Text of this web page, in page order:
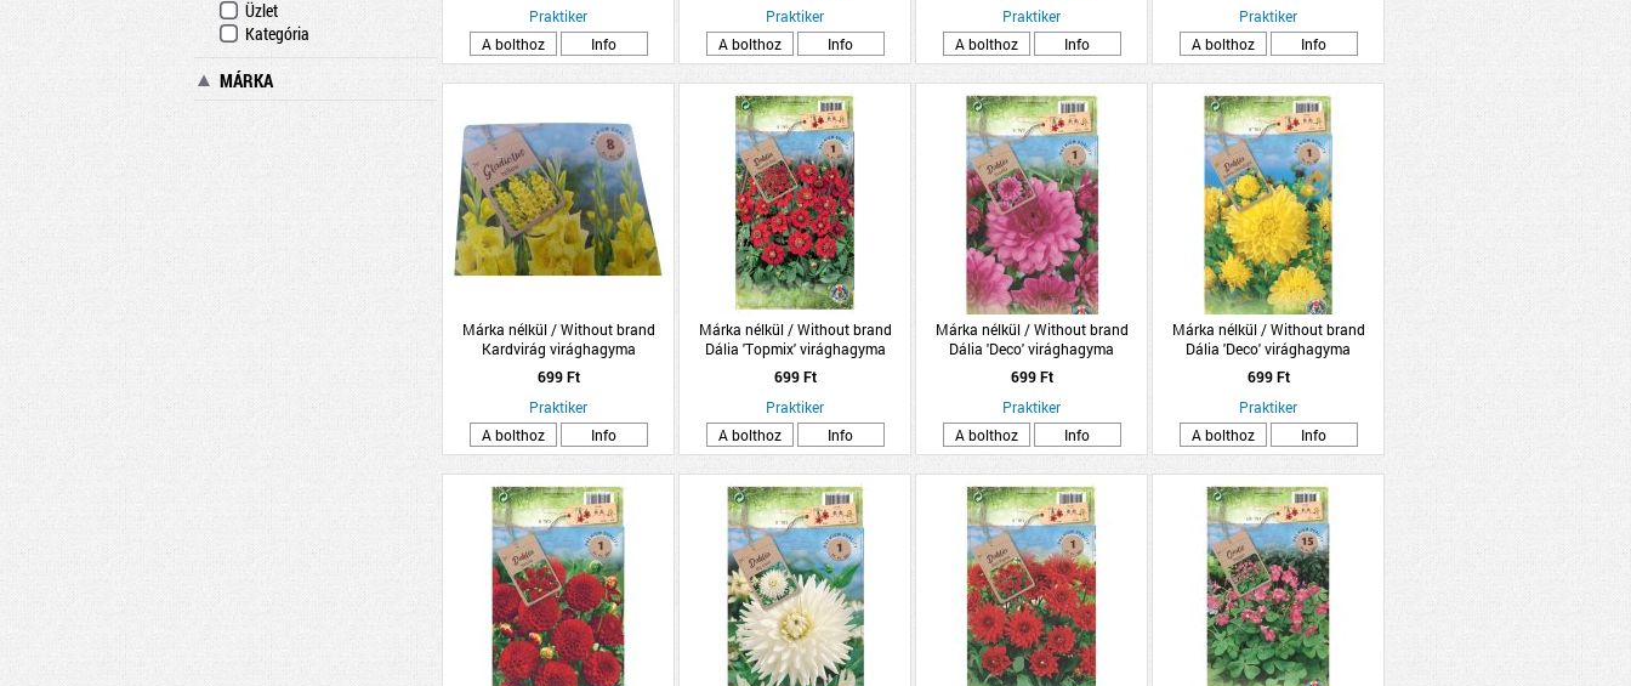
Üzlet
Kategória
MÁRKA
Praktiker
A bolthoz
Info
Praktiker
A bolthoz
Info
Praktiker
A bolthoz
Info
Praktiker
A bolthoz
Info
Márka nélkül / Without brand
Kardvirág virághagyma
10db/csomag sárga
699 Ft
Praktiker
A bolthoz
Info
Márka nélkül / Without brand
Dália 'Topmix' virághagyma
1db/csomag piros
699 Ft
Praktiker
A bolthoz
Info
Márka nélkül / Without brand
Dália 'Deco' virághagyma
1db/csomag rózsaszín
699 Ft
Praktiker
A bolthoz
Info
Márka nélkül / Without brand
Dália 'Deco' virághagyma
1db/csomag sárga
699 Ft
Praktiker
A bolthoz
Info